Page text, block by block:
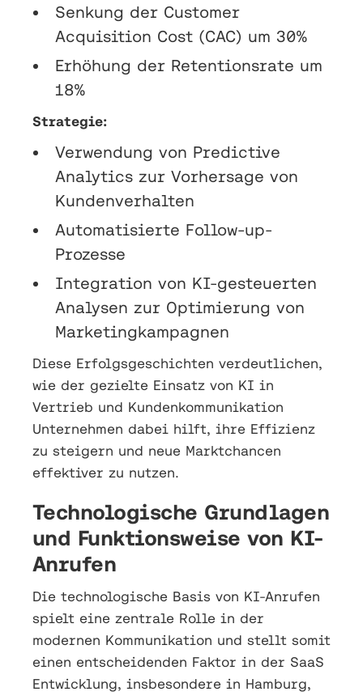
Senkung der Customer
Acquisition Cost (CAC) um 30%
Erhöhung der Retentionsrate um
18%
Strategie:
Verwendung von Predictive
Analytics zur Vorhersage von
Kundenverhalten
Automatisierte Follow-up-
Prozesse
Integration von KI-gesteuerten
Analysen zur Optimierung von
Marketingkampagnen
Diese Erfolgsgeschichten verdeutlichen,
wie der gezielte Einsatz von KI in
Vertrieb und Kundenkommunikation
Unternehmen dabei hilft, ihre Effizienz
zu steigern und neue Marktchancen
effektiver zu nutzen.
Technologische Grundlagen
und Funktionsweise von KI-
Anrufen
Die technologische Basis von KI-Anrufen
spielt eine zentrale Rolle in der
modernen Kommunikation und stellt somit
einen entscheidenden Faktor in der SaaS
Entwicklung, insbesondere in Hamburg,